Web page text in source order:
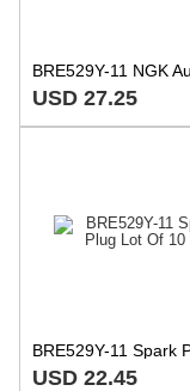
USD 27.25
USD 22.45